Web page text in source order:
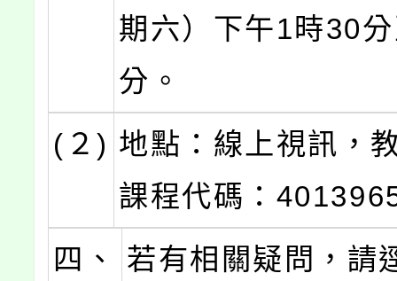
期六）下午1時30
分。
(２) 地點：線上視訊，
課程代碼：
四、
若有相關疑問，請